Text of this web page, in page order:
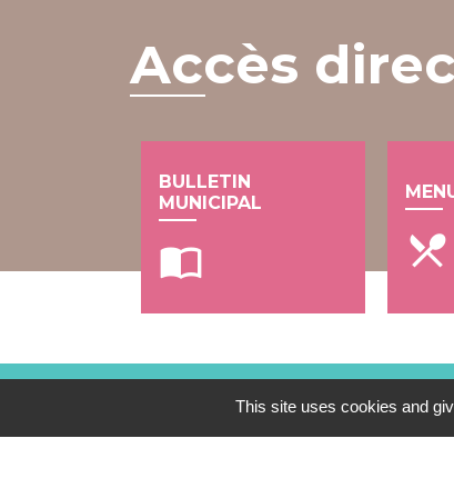
Accès
BULLETIN
MUNICIPAL
import_contacts local_dining
Contacts
This site uses cookies and